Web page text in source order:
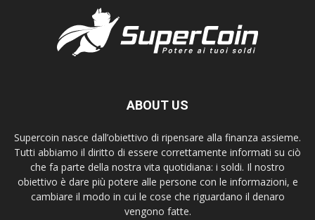
ABOUT US
Supercoin nasce dall’obiettivo di ripensare alla finanza assieme.
Tutti abbiamo il diritto di essere correttamente informati su ciò
che fa parte della nostra vita quotidiana: i soldi. Il nostro
obiettivo è dare più potere alle persone con le informazioni, e
cambiare il modo in cui le cose che riguardano il denaro
vengono fatte.